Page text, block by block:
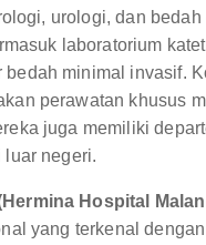
urologi, dan
laboratorium
bedah minimal invasif.
perawatan khusus
juga memiliki
luar negeri.
Hospital
yang terkenal